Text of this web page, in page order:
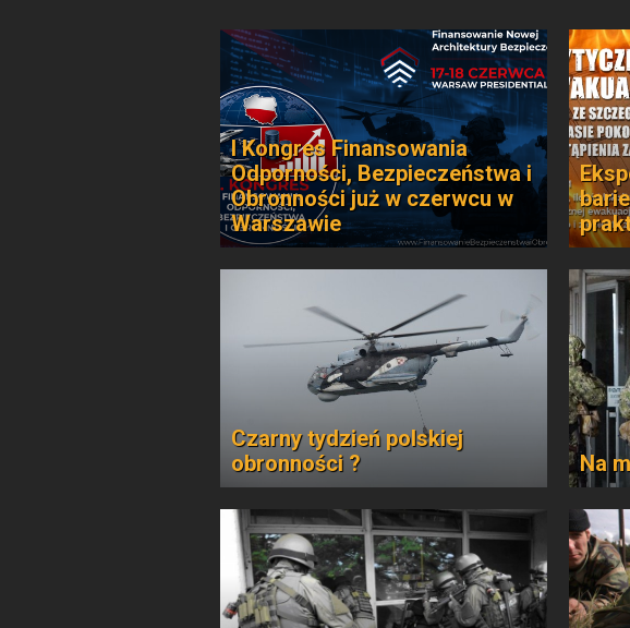
I Kongres Finansowania
Odporności, Bezpieczeństwa i
Obronności już w czerwcu w
Warszawie
Czarny tydzień polskiej
obronności ?
Na